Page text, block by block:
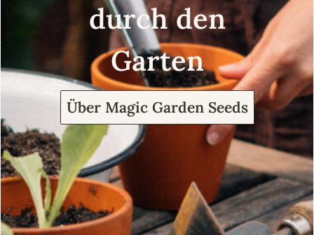
durch den
Garten
Über Magic Garden Seeds